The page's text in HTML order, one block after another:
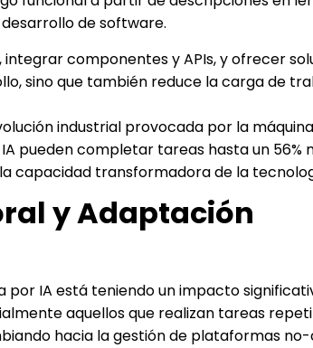
de software.
componentes y APIs, y ofrecer
sino que también reduce la carga de
industrial provocada por la
pueden completar tareas hasta un 56%
capacidad transformadora de la
y Adaptación
IA está teniendo un impacto
aquellos que realizan tareas
hacia la gestión de plataformas